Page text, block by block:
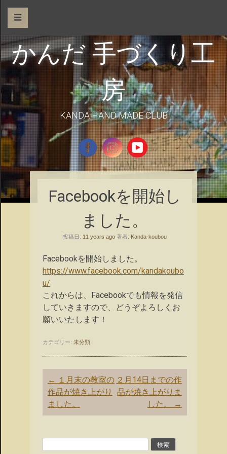
☰
かんだ 手づくり工
房
KANDA HAND MADE CLUB
Facebookを開始し
ました。
投稿日: 11 years ago 著者: Kanda-koubou
Facebookを開始しました。
https://www.facebook.com/kandakoubo
u/
これからは、Facebookでも情報を発信
していきますので、どうぞよろしくお
願いいたします！
カテゴリー: 未分類
投
稿
ナ
ビ
ー
← １月末の教室の
作品が焼き上がり
ました。
２月14日までの作
品が焼き上がりま
した。
→